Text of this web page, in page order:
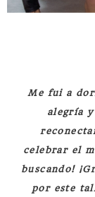
Me fui a
alegría
celebrar el
buscando!
por este